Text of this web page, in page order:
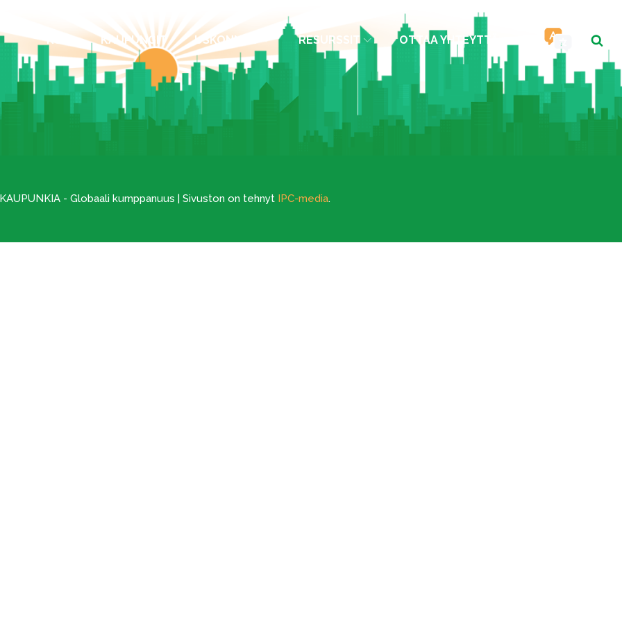
KOTI KAUPUNGIT USKONNOT RESURSSIT OTTAA YHTEYTTÄ
- Globaali kumppanuus | Sivuston on tehnyt IPC-media.